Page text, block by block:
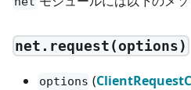
net.request(options)
options (